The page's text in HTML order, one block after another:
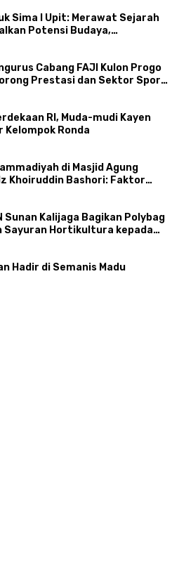
Sima I Upit: Merawat Sejarah
Potensi Budaya,
Cabang FAJI Kulon Progo
Prestasi dan Sektor Sport
RI, Muda-mudi Kayen
Kelompok Ronda
di Masjid Agung
Khoiruddin Bashori: Faktor
Sunan Kalijaga Bagikan Polybag
Sayuran Hortikultura kepada
Hadir di Semanis Madu